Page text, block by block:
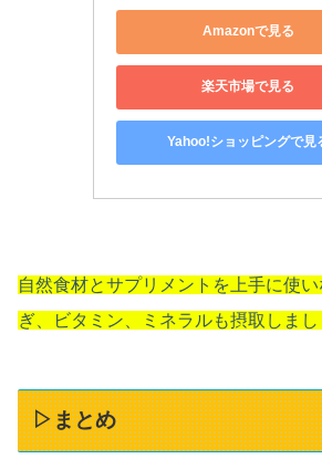
Amazonで見る
楽天市場で見る
Yahoo!ショッピングで見
自然食材とサプリメントを上手に使
ぎ、ビタミン、ミネラルも摂取しまし
▷まとめ